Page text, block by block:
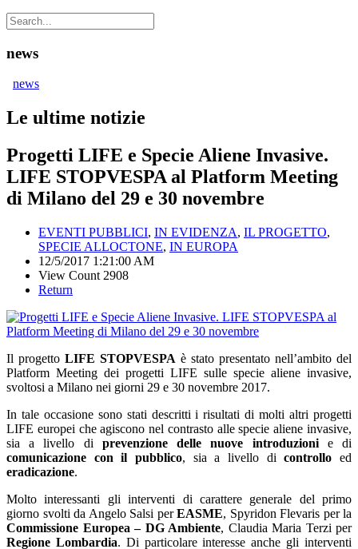
news
news
Le ultime notizie
Progetti LIFE e Specie Aliene Invasive.
LIFE STOPVESPA al Platform Meeting
di Milano del 29 e 30 novembre
EVENTI PUBBLICI, IN EVIDENZA, IL PROGETTO,
SPECIE ALLOCTONE, IN EUROPA
12/5/2017 1:21:00 AM
View Count 2908
Return
Il progetto LIFE STOPVESPA è stato presentato nell’ambito del
Platform Meeting dei progetti LIFE sulle specie aliene invasive,
svoltosi a Milano nei giorni 29 e 30 novembre 2017.
In tale occasione sono stati descritti i risultati di molti altri progetti
LIFE europei che agiscono nel contrasto alle specie aliene invasive,
sia a livello di prevenzione delle nuove introduzionie di
comunicazione con il pubblico, sia a livello dicontrollo ed
eradicazione.
Molto interessanti gli interventi di carattere generale del primo
giorno svolti da Angelo Salsi perEASME, Spyridon Flevaris per la
Commissione Europea – DG Ambiente, Claudia Maria Terzi per
Regione Lombardia. Di particolare interesse anche gli interventi